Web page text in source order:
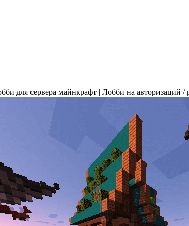
для сервера майнкрафт | Лобби на авторизаций